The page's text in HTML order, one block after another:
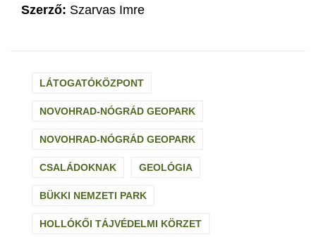
Szerző: Szarvas Imre
LÁTOGATÓKÖZPONT
NOVOHRAD-NÓGRÁD GEOPARK
NOVOHRAD-NÓGRÁD GEOPARK
CSALÁDOKNAK GEOLÓGIA
BÜKKI NEMZETI PARK
HOLLÓKŐI TÁJVÉDELMI KÖRZET